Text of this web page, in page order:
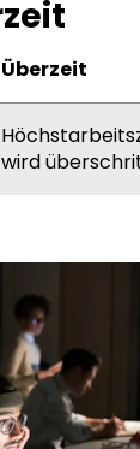
Überzeit
wird